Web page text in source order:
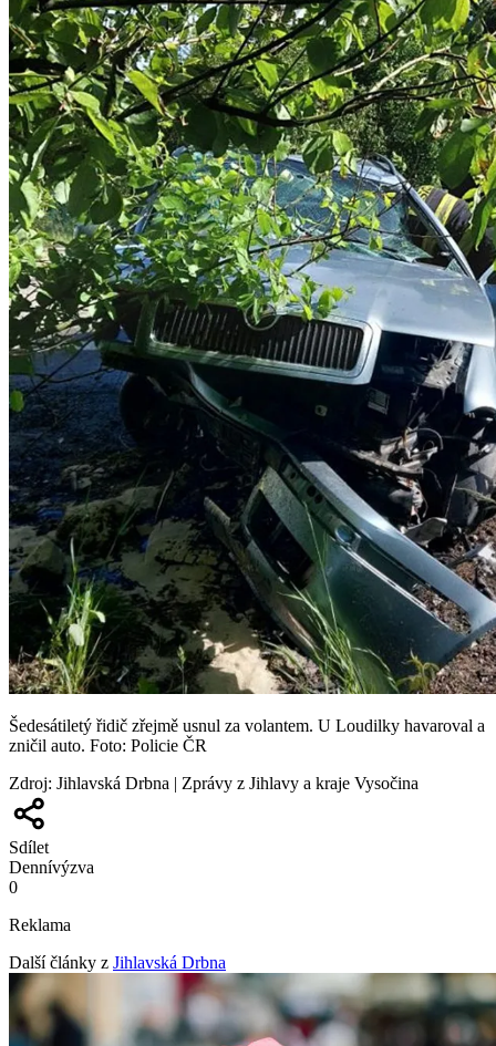
Šedesátiletý řidič zřejmě usnul za volantem. U Loudilky havaroval a
zničil auto. Foto: Policie ČR
Zdroj: Jihlavská Drbna | Zprávy z Jihlavy a kraje Vysočina
Sdílet
Dennívýzva
0
Reklama
Další články z Jihlavská Drbna